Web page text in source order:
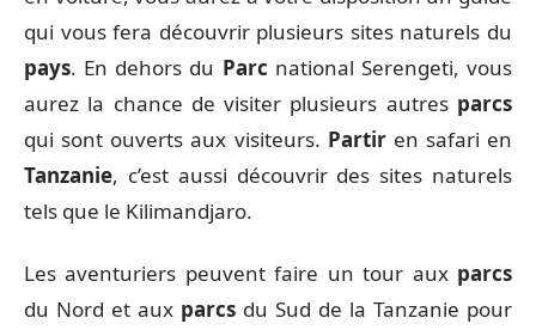
qui vous fera découvrir plusieurs sites naturels du
pays. En dehors du Parc national Serengeti, vous
aurez la chance de visiter plusieurs autres parcs
qui sont ouverts aux visiteurs. Partiren safari en
Tanzanie, c’est aussi découvrir des sites naturels
tels que le Kilimandjaro.
Les aventuriers peuvent faire un tour aux parcs
du Nord et aux parcs du Sud de la Tanzanie pour